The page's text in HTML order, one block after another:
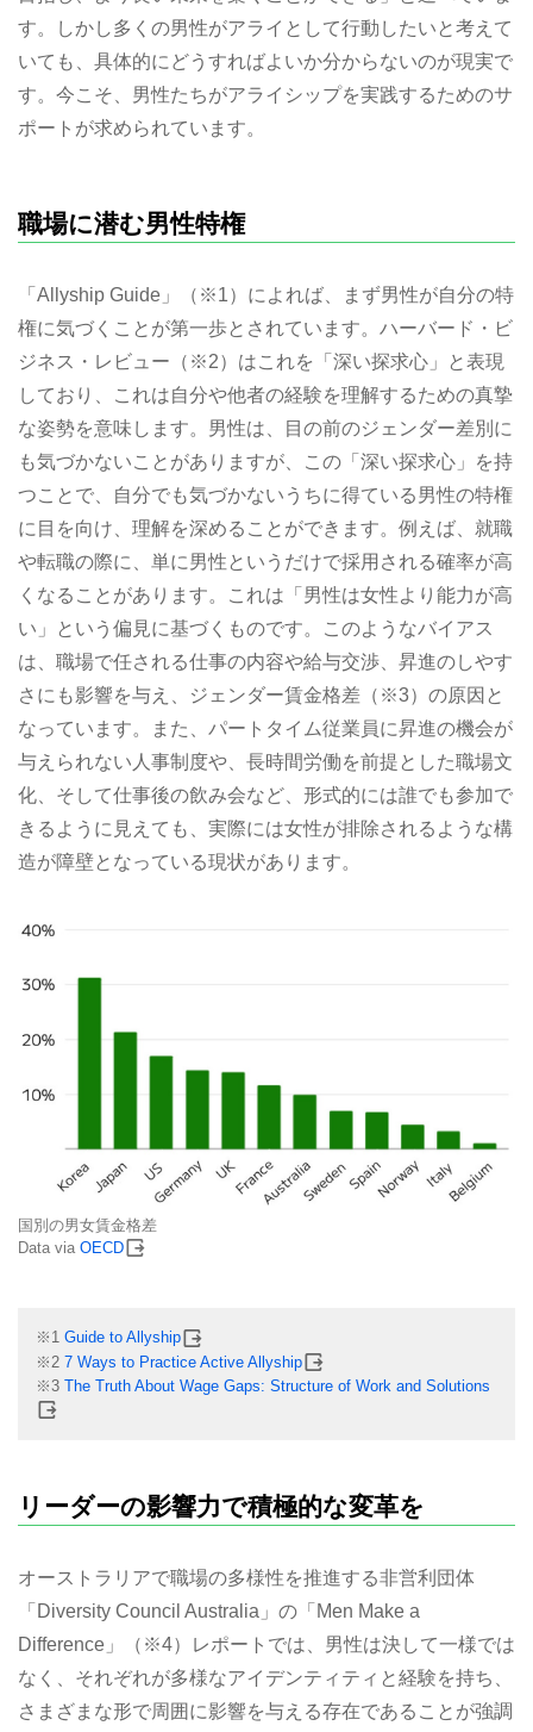
す。しかし多くの男性がアライとして行動したいと考えて
いても、具体的にどうすればよいか分からないのが現実で
す。今こそ、男性たちがアライシップを実践するためのサ
ポートが求められています。
職場に潜む男性特権
「Allyship Guide」（※1）によれば、まず男性が自分の特
権に気づくことが第一歩とされています。ハーバード・ビ
ジネス・レビュー（※2）はこれを「深い探求心」と表現
しており、これは自分や他者の経験を理解するための真摯
な姿勢を意味します。男性は、目の前のジェンダー差別に
も気づかないことがありますが、この「深い探求心」を持
つことで、自分でも気づかないうちに得ている男性の特権
に目を向け、理解を深めることができます。例えば、就職
や転職の際に、単に男性というだけで採用される確率が高
くなることがあります。これは「男性は女性より能力が高
い」という偏見に基づくものです。このようなバイアス
は、職場で任される仕事の内容や給与交渉、昇進のしやす
さにも影響を与え、ジェンダー賃金格差（※3）の原因と
なっています。また、パートタイム従業員に昇進の機会が
与えられない人事制度や、長時間労働を前提とした職場文
化、そして仕事後の飲み会など、形式的には誰でも参加で
きるように見えても、実際には女性が排除されるような構
造が障壁となっている現状があります。
国別の男女賃金格差
Data via OECD
※1 Guide to Allyship
※2 7 Ways to Practice Active Allyship
※3 The Truth About Wage Gaps: Structure of Work and Solutions
リーダーの影響力で積極的な変革を
オーストラリアで職場の多様性を推進する非営利団体
「Diversity Council Australia」の「Men Make a
Difference」（※4）レポートでは、男性は決して一様では
なく、それぞれが多様なアイデンティティと経験を持ち、
さまざまな形で周囲に影響を与える存在であることが強調